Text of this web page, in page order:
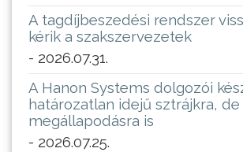
A tagdíjbeszedési rendszer
kérik a szakszervezetek
- 2026.07.31.
A Hanon Systems dolgozói
határozatlan idejű sztrájkra,
megállapodásra is
- 2026.07.25.